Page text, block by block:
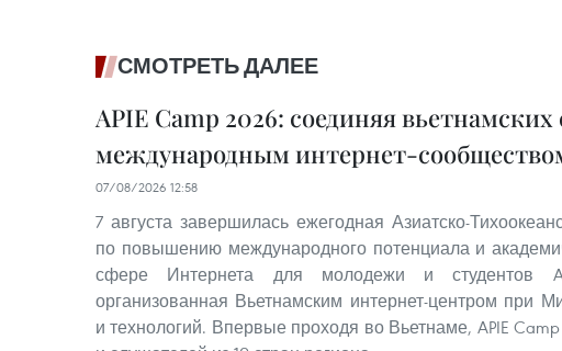
СМОТРЕТЬ ДАЛЕЕ
APIE Camp 2026: соединяя вьетнамских
международным интернет-
07/08/2026 12:58
7 августа завершилась ежегодная Азиатско-
по повышению международного потенциала и
сфере Интернета для молодежи и студентов
организованная Вьетнамским интернет-центром при
и технологий. Впервые проходя во Вьетнаме, APIE